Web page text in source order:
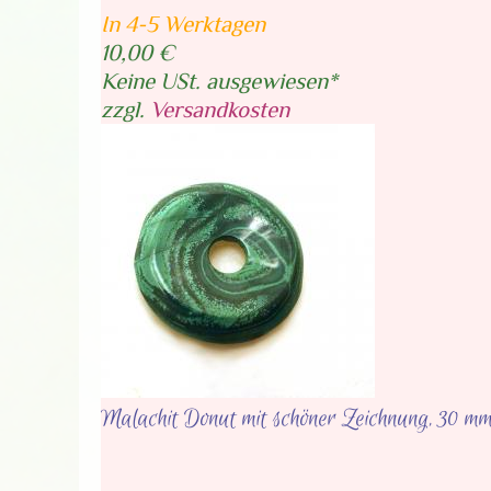
In 4-5 Werktagen
10,00 €
Keine USt. ausgewiesen*
zzgl. Versandkosten
Malachit Donut mit schöner Zeichnung, 30